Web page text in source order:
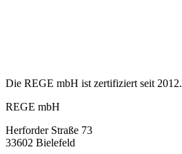
Die REGE mbH ist zertifiziert seit 2012.
REGE mbH
Herforder Straße 73
33602 Bielefeld